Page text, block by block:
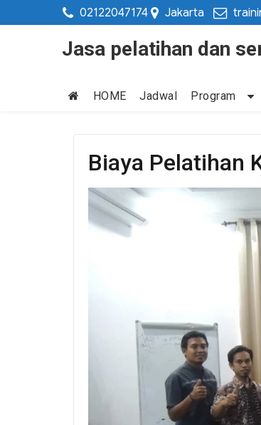
02122047174 Jakarta
Jasa pelatihan dan
HOME Jadwal Program
Biaya Pelatihan